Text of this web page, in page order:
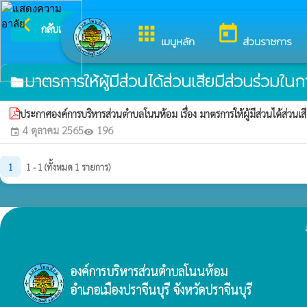
apps เมนูหลัก today ส่วนราชการ
arrow_back_ios กลับเมนูหลัก
folderมาตรการให้ผู้มีส่วนได้ส่วนเสียมีส่วนร่วมใน
ประกาศองค์การบริหารส่วนตำบลโนนห้อม เรื่อง มาตรการให้ผู้มีส่วนได้ส่วน
event 4 ตุลาคม 2565visibility 196
1 1 - 1 (ทั้งหมด 1 รายการ)
องค์การบริหารส่วนตำบลโนนห้อม
อำเภอเมืองปราจีนบุรี จังหวัดปราจีนบุรี